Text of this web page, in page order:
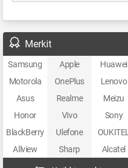
Merkit
Samsung Apple Huawei
Motorola
OnePlus Lenovo
Asus
Realme Meizu
Honor
Vivo Sony
BlackBerry
Ulefone OUKITEL
Allview
Sharp Alcatel